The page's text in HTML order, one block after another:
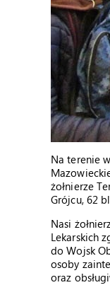
Na terenie
żołnierze
Grójcu, 62
Nasi
Lekarskich
do Wojsk
osoby
oraz